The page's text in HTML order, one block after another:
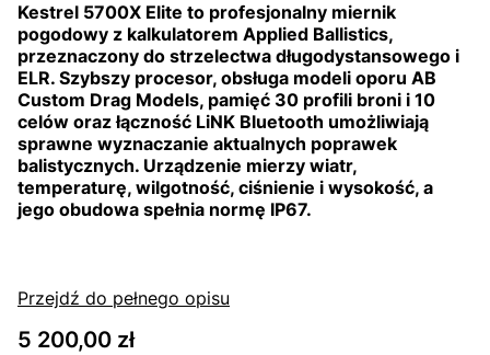
Kestrel 5700X Elite to profesjonalny miernik
pogodowy z kalkulatorem Applied Ballistics,
przeznaczony do strzelectwa długodystansowego i
ELR. Szybszy procesor, obsługa modeli oporu AB
Custom Drag Models, pamięć 30 profili broni i 10
celów oraz łączność LiNK Bluetooth umożliwiają
sprawne wyznaczanie aktualnych poprawek
balistycznych. Urządzenie mierzy wiatr,
temperaturę, wilgotność, ciśnienie i wysokość, a
jego obudowa spełnia normę IP67.
Przejdź do pełnego opisu
Cena
5 200,00 zł